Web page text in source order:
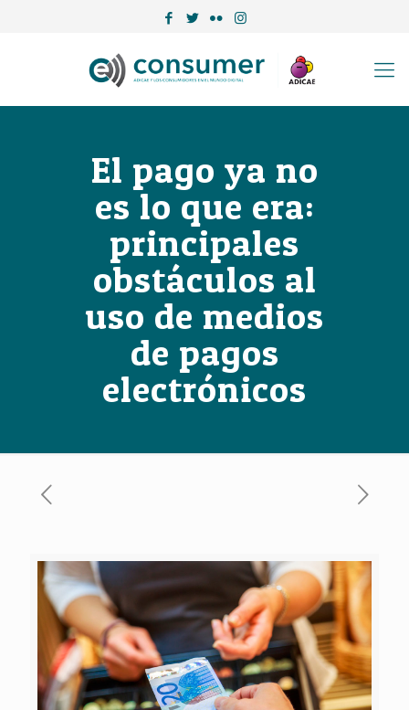
El pago ya no
es lo que era:
principales
obstáculos al
uso de medios
de pagos
electrónicos